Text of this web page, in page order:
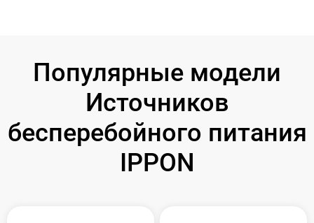
Популярные модели
Источников
бесперебойного питания
IPPON